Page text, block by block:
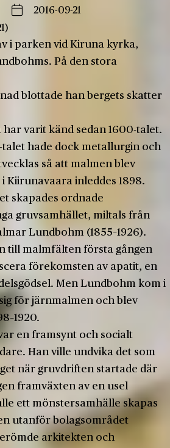
2016-09-21
i parken vid Kiruna kyrka,
På den stora
blottade han bergets skatter
varit känd sedan 1600-talet.
talet hade dock metallurgin och
så att malmen blev
Kiirunavaara inleddes 1898.
skapades ordnade
gruvsamhället, miltals från
Lundbohm (1855–1926).
till malmfälten första gången
förekomsten av apatit, en
Men Lundbohm kom i
för järnmalmen och blev
en framsynt och socialt
Han ville undvika det som
när gruvdriften startade där
framväxten av en usel
ett mönstersamhälle skapas
utanför bolagsområdet
arkitekten och